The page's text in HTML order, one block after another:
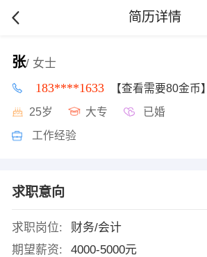
简历详情
张/ 女士
183****1633 【查看需要80金币】
25岁 大专 已婚
工作经验
求职意向
求职岗位:
财务/会计
期望薪资:
4000-5000元